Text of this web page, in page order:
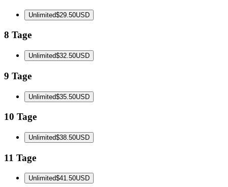
Unlimited$29.50USD
8 Tage
Unlimited$32.50USD
9 Tage
Unlimited$35.50USD
10 Tage
Unlimited$38.50USD
11 Tage
Unlimited$41.50USD